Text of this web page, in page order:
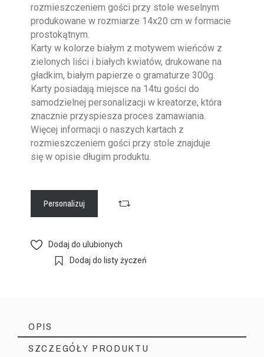
rozmieszczeniem gości przy stole weselnym
produkowane w rozmiarze 14x20 cm w formacie
prostokątnym.
Karty w kolorze białym z motywem wieńców z
zielonych liści i białych kwiatów, drukowane na
gładkim, białym papierze o gramaturze 300g.
Karty posiadają miejsce na 14tu gości do
samodzielnej personalizacji w kreatorze, która
znacznie przyspiesza proces zamawiania.
Więcej informacji o naszych kartach z
rozmieszczeniem gości przy stole znajduje
się w opisie długim produktu.
Personalizuj
Dodaj do ulubionych
Dodaj do listy życzeń
OPIS
SZCZEGÓŁY PRODUKTU